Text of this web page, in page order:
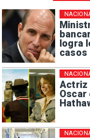
logra
casos
Actriz
Oscar